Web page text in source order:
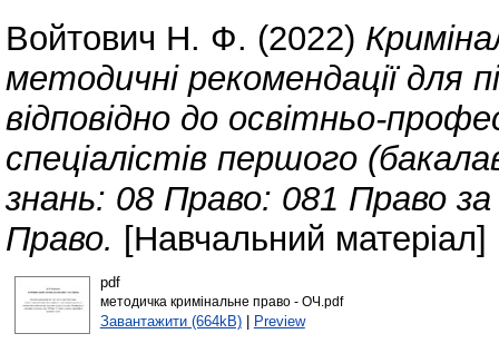
Войтович Н. Ф. (2022)
методичні рекомендації для
відповідно до освітньо-
спеціалістів першого
знань: 08 Право: 081 Право
Право. [Навчальний матеріал]
pdf
методичка кримінальне право - ОЧ.pdf
Завантажити (664kB)| Preview